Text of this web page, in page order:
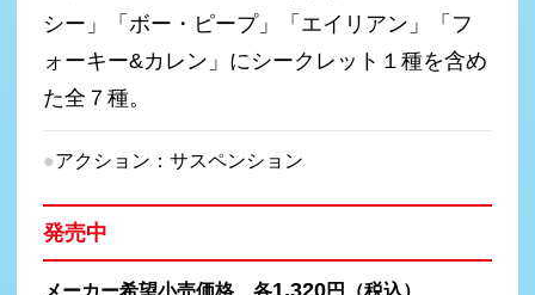
シー」「ボー・ピープ」「エイリアン」「フ
ォーキー&カレン」にシークレット１種を含め
た全７種。
アクション：サスペンション
発売中
メーカー希望小売価格 各1,320円（税込）